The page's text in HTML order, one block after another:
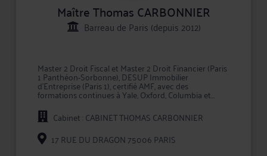
Maître Thomas CARBONNIER
Barreau de Paris (depuis 2012)
Master 2 Droit Fiscal et Master 2 Droit Financier (Paris
1 Panthéon-Sorbonne), DESUP Immobilier
d'Entreprise (Paris 1), certifié AMF, avec des
formations continues à Yale, Oxford, Columbia et
Wharton : il transforme la complexité fiscale en gains
concrets et durables.
Votre expert pour :
Fiscalité du patrimoine : Réduisez votre imposition
légalement et durablement
Cabinet : CABINET THOMAS CARBONNIER
17 RUE DU DRAGON 75006 PARIS